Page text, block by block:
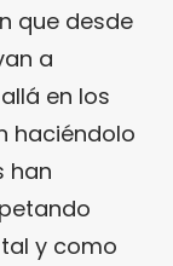
que desde
a
en los
haciéndolo
han
y como